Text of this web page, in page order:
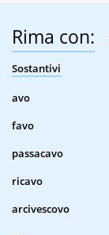
Rima con:
Sostantivi
avo
favo
passacavo
ricavo
arcivescovo